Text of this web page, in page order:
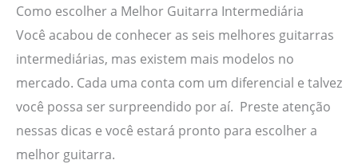
Como escolher a Melhor Guitarra Intermediária
Você acabou de conhecer as seis melhores guitarras
intermediárias, mas existem mais modelos no
mercado. Cada uma conta com um diferencial e talvez
você possa ser surpreendido por aí. Preste atenção
nessas dicas e você estará pronto para escolher a
melhor guitarra.